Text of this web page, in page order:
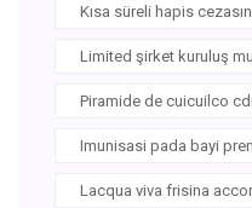
Kısa süreli hapis
Limited şirket kuruluş
Piramide de cuicuilco
Imunisasi pada bayi
Lacqua viva frisina